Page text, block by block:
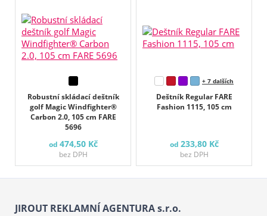
Robustní skládací deštník
golf Magic Windfighter®
Carbon 2.0, 105 cm FARE
5696
od 474,50 Kč
bez DPH
Deštník Regular FARE
Fashion 1115, 105 cm
+ 7 dalších
od 233,80 Kč
bez DPH
JIROUT REKLAMNÍ AGENTURA s.r.o.